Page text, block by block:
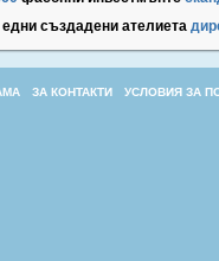
едни създадени ателиета
ЗА КОНТАКТИ УСЛОВИЯ ЗА